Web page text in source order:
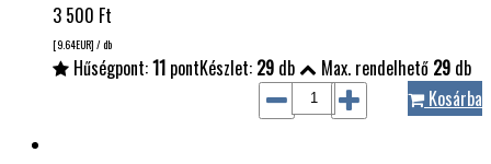
3 500 Ft
[9.64EUR] / db
Hűségpont:11 pontKészlet: 29 db Max. rendelhető 29 db
Kosárba